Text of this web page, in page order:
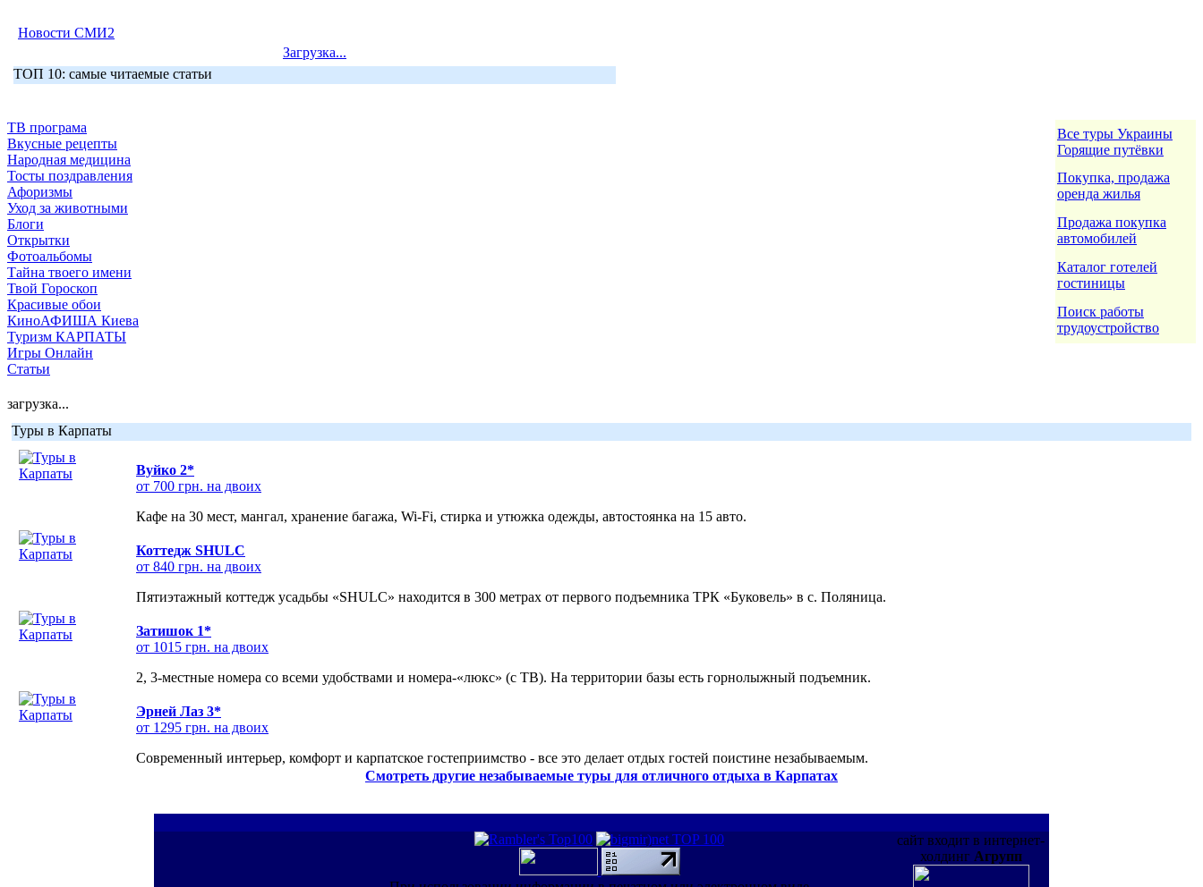
Новости СМИ2
Загрузка...
ТОП 10: самые читаемые статьи
ТВ програма
Вкусные рецепты
Народная медицина
Тосты поздравления
Афоризмы
Уход за животными
Блоги
Открытки
Фотоальбомы
Тайна твоего имени
Твой Гороскоп
Красивые обои
КиноАФИША Киева
Туризм КАРПАТЫ
Игры Онлайн
Статьи
Все туры Украины
Горящие путёвки
Покупка, продажа
оренда жилья
Продажа покупка
автомобилей
Каталог готелей
гостиницы
Поиск работы
трудоустройство
загрузка...
Туры в Карпаты
Вуйко 2*
от 700 грн. на двоих
Кафе на 30 мест, мангал, хранение багажа, Wi-Fi, стирка и утюжка одежды, автостоянка на 15 авто.
Коттедж SHULC
от 840 грн. на двоих
Пятиэтажный коттедж усадьбы «SHULC» находится в 300 метрах от первого подъемника ТРК «Буковель» в с. Поляница.
Затишок 1*
от 1015 грн. на двоих
2, 3-местные номера со всеми удобствами и номера-«люкс» (с ТВ). На территории базы есть горнолыжный подъемник.
Эрней Лаз 3*
от 1295 грн. на двоих
Современный интерьер, комфорт и карпатское гостеприимство - все это делает отдых гостей поистине незабываемым.
Смотреть другие незабываемые туры для отличного отдыха в Карпатах
сайт входит в интернет-
холдинг Агрупп